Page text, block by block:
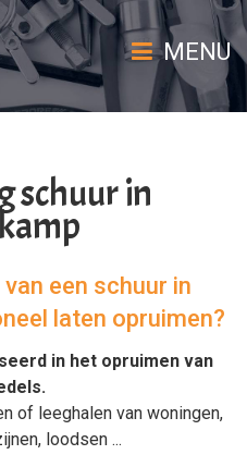
MENU
schuur in
een schuur in
laten opruimen?
in het opruimen van
.
of leeghalen van woningen,
, loodsen ...